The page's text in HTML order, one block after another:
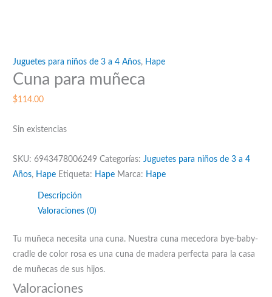
Juguetes para niños de 3 a 4 Años, Hape
Cuna para muñeca
$114.00
Sin existencias
SKU:6943478006249 Categorías:Juguetes para niños de 3 a 4
Años, Hape Etiqueta: Hape Marca: Hape
Descripción
Valoraciones (0)
Tu muñeca necesita una cuna. Nuestra cuna mecedora bye-baby-
cradle de color rosa es una cuna de madera perfecta para la casa
de muñecas de sus hijos.
Valoraciones